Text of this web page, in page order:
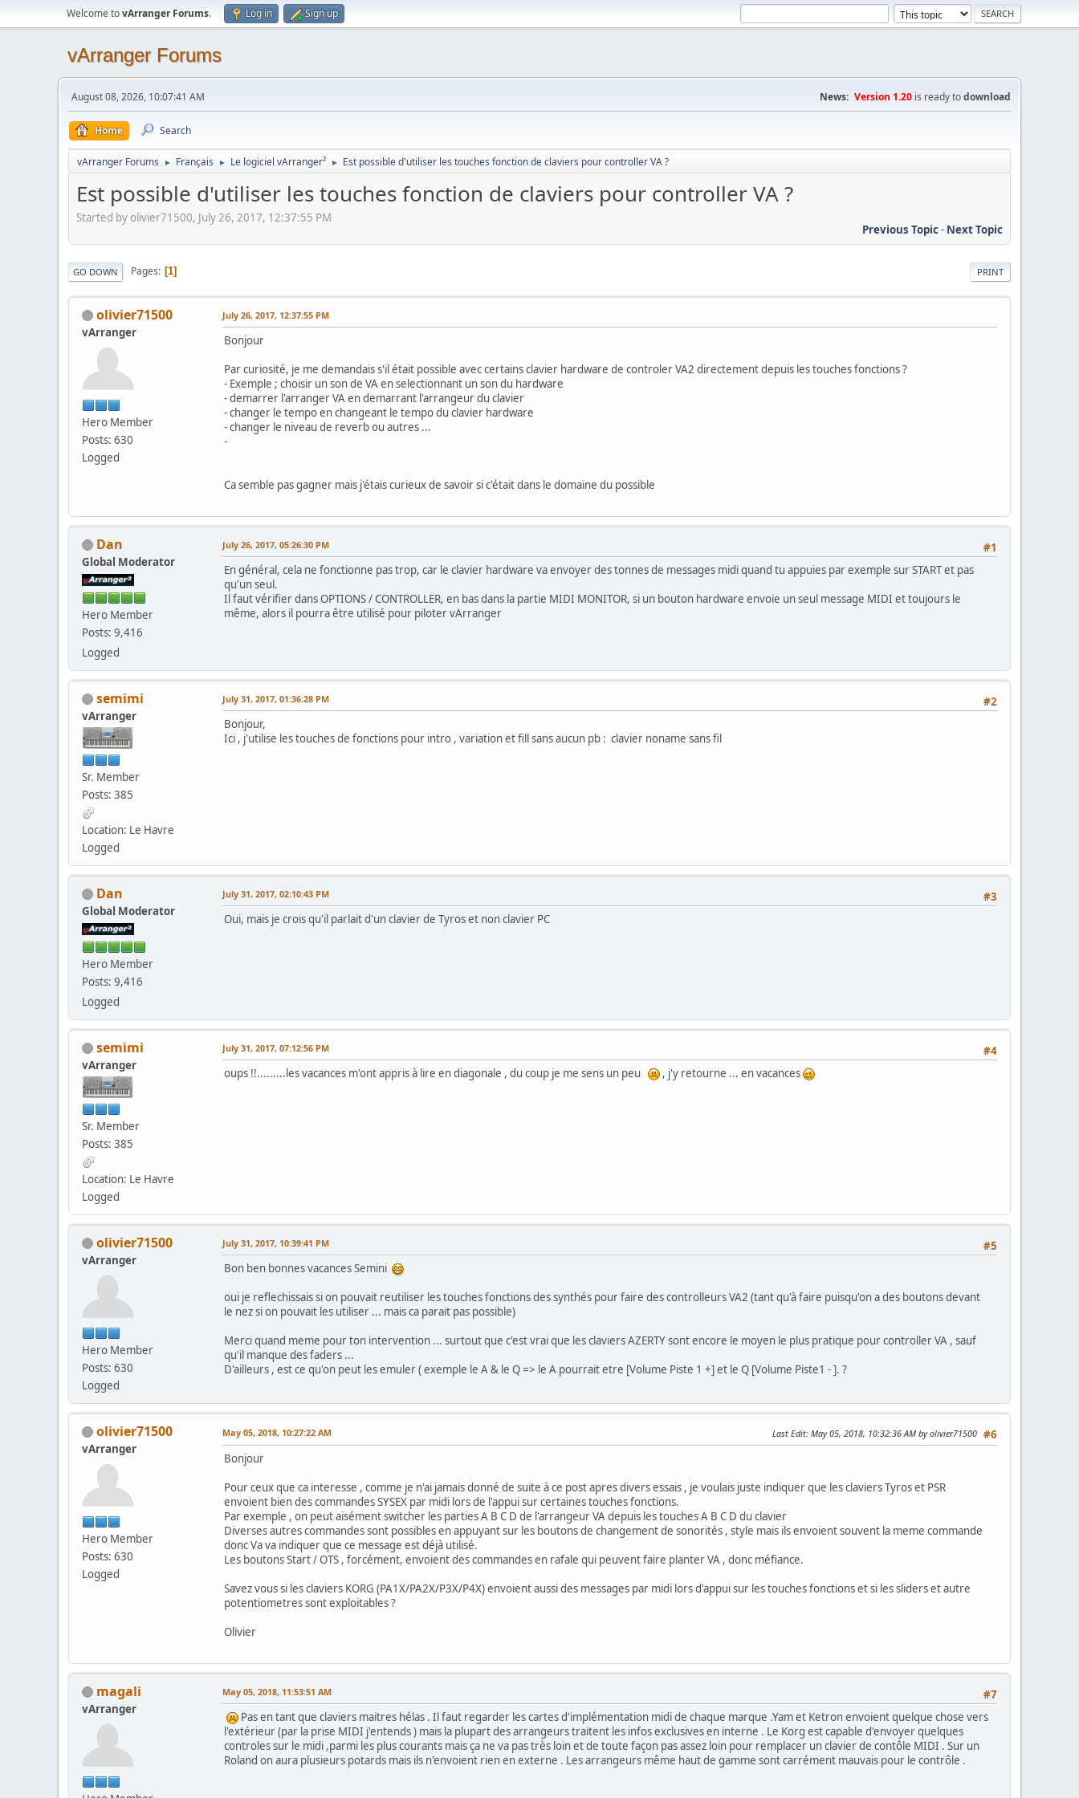
Welcome tovArranger Forums. Log in Sign up
vArranger Forums
August 08, 2026, 10:07:41 AM News: Version 1.20 is ready todownload
Home Search
vArranger Forums ► Français ► Le logiciel vArranger² ► Est possible d'utiliser les touches fonction de claviers pour controller VA ?
Est possible d'utiliser les touches fonction de claviers pour controller VA ?
Started by olivier71500, July 26, 2017, 12:37:55 PM
Previous Topic- Next Topic
PRINT
GO DOWN Pages 1
olivier71500
vArranger
Hero Member
Posts: 630
Logged
July 26, 2017, 12:37:55 PM
Bonjour
Par curiosité, je me demandais s'il était possible avec certains clavier hardware de controler VA2 directement depuis les touches fonctions ?
- Exemple ; choisir un son de VA en selectionnant un son du hardware
- demarrer l'arranger VA en demarrant l'arrangeur du clavier
- changer le tempo en changeant le tempo du clavier hardware
- changer le niveau de reverb ou autres ...
-
Ca semble pas gagner mais j'étais curieux de savoir si c'était dans le domaine du possible
Dan
Global Moderator
Hero Member
Posts: 9,416
Logged
#1
July 26, 2017, 05:26:30 PM
En général, cela ne fonctionne pas trop, car le clavier hardware va envoyer des tonnes de messages midi quand tu appuies par exemple sur START et pas
qu'un seul.
Il faut vérifier dans OPTIONS / CONTROLLER, en bas dans la partie MIDI MONITOR, si un bouton hardware envoie un seul message MIDI et toujours le
même, alors il pourra être utilisé pour piloter vArranger
semimi
vArranger
Sr. Member
Posts: 385
Location: Le Havre
Logged
#2
July 31, 2017, 01:36:28 PM
Bonjour,
Ici , j'utilise les touches de fonctions pour intro , variation et fill sans aucun pb : clavier noname sans fil
Dan
Global Moderator
Hero Member
Posts: 9,416
Logged
#3
July 31, 2017, 02:10:43 PM
Oui, mais je crois qu'il parlait d'un clavier de Tyros et non clavier PC
semimi
vArranger
Sr. Member
Posts: 385
Location: Le Havre
Logged
#4
July 31, 2017, 07:12:56 PM
oups !!.........les vacances m'ont appris à lire en diagonale , du coup je me sens un peu , j'y retourne ... en vacances
olivier71500
vArranger
Hero Member
Posts: 630
Logged
#5
July 31, 2017, 10:39:41 PM
Bon ben bonnes vacances Semini
oui je reflechissais si on pouvait reutiliser les touches fonctions des synthés pour faire des controlleurs VA2 (tant qu'à faire puisqu'on a des boutons devant
le nez si on pouvait les utiliser ... mais ca parait pas possible)
Merci quand meme pour ton intervention ... surtout que c'est vrai que les claviers AZERTY sont encore le moyen le plus pratique pour controller VA , sauf
qu'il manque des faders ...
D'ailleurs , est ce qu'on peut les emuler ( exemple le A & le Q => le A pourrait etre [Volume Piste 1 +] et le Q [Volume Piste1 - ]. ?
olivier71500
vArranger
Hero Member
Posts: 630
Logged
#6
May 05, 2018, 10:27:22 AM Last Edit: May 05, 2018, 10:32:36 AM by olivier71500
Bonjour
Pour ceux que ca interesse , comme je n'ai jamais donné de suite à ce post apres divers essais , je voulais juste indiquer que les claviers Tyros et PSR
envoient bien des commandes SYSEX par midi lors de l'appui sur certaines touches fonctions.
Par exemple , on peut aisément switcher les parties A B C D de l'arrangeur VA depuis les touches A B C D du clavier
Diverses autres commandes sont possibles en appuyant sur les boutons de changement de sonorités , style mais ils envoient souvent la meme commande
donc Va va indiquer que ce message est déjà utilisé.
Les boutons Start / OTS , forcément, envoient des commandes en rafale qui peuvent faire planter VA , donc méfiance.
Savez vous si les claviers KORG (PA1X/PA2X/P3X/P4X) envoient aussi des messages par midi lors d'appui sur les touches fonctions et si les sliders et autre
potentiometres sont exploitables ?
Olivier
magali
vArranger
#7
May 05, 2018, 11:53:51 AM
Pas en tant que claviers maitres hélas . Il faut regarder les cartes d'implémentation midi de chaque marque .Yam et Ketron envoient quelque chose vers
l'extérieur (par la prise MIDI j'entends ) mais la plupart des arrangeurs traitent les infos exclusives en interne . Le Korg est capable d'envoyer quelques
controles sur le midi ,parmi les plus courants mais ça ne va pas très loin et de toute façon pas assez loin pour remplacer un clavier de contôle MIDI . Sur un
Roland on aura plusieurs potards mais ils n'envoient rien en externe . Les arrangeurs même haut de gamme sont carrément mauvais pour le contrôle .